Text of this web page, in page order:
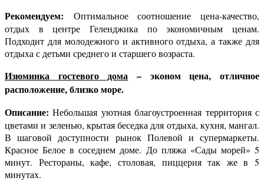
Рекомендуем: Оптимальное соотношение цена-качество,
отдых в центре Геленджика по экономичным ценам.
Подходит для молодежного и активного отдыха, а также для
отдыха с детьми среднего и старшего возраста.
Изюминка гостевого дома – эконом цена, отличное
расположение, близко море.
Описание:Небольшая уютная благоустроенная территория с
цветами и зеленью, крытая беседка для отдыха, кухня, мангал.
В шаговой доступности рынок Полевой и супермаркеты.
Красное Белое в соседнем доме. До пляжа «Сады морей» 5
минут. Рестораны, кафе, столовая, пиццерия так же в 5
минутах.